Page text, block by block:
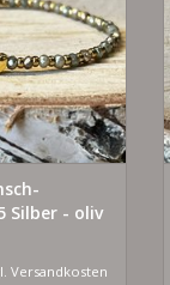
Silber - oliv
Versandkosten